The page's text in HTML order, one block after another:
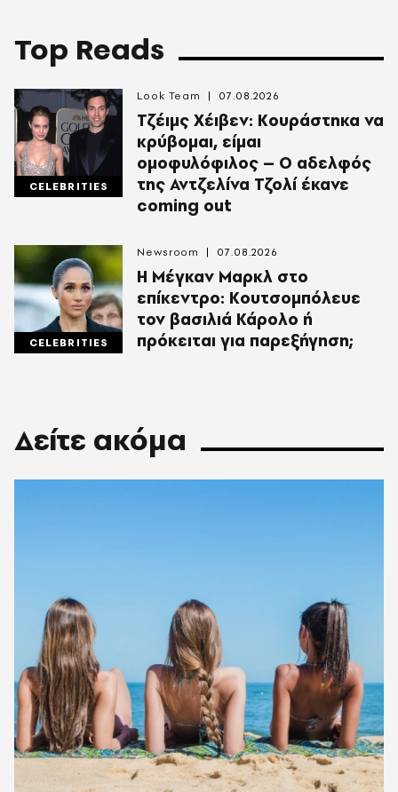
Top Reads
CELEBRITIES
Τζέιμς Χέιβεν: Κουράστηκα να
κρύβομαι, είμαι
ομοφυλόφιλος – Ο αδελφός
της Αντζελίνα Τζολί έκανε
coming out
Look Team 07.08.2026
CELEBRITIES
Η Μέγκαν Μαρκλ στο
επίκεντρο: Κουτσομπόλευε
τον βασιλιά Κάρολο ή
πρόκειται για παρεξήγηση;
Newsroom 07.08.2026
Δείτε ακόμα